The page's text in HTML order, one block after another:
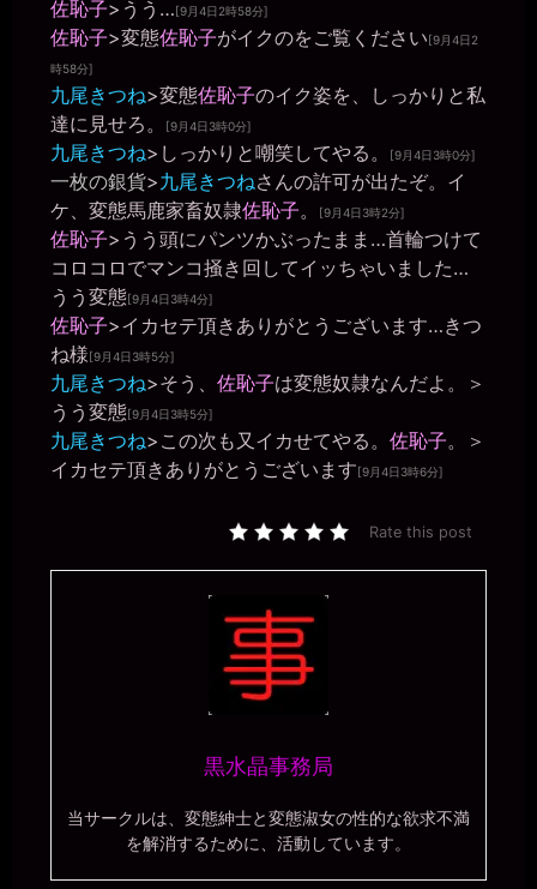
佐恥子>うう…[9月4日2時58分]
佐恥子>変態佐恥子がイクのをご覧ください[9月4日2
時58分]
九尾きつね>変態佐恥子のイク姿を、しっかりと私
達に見せろ。
[9月4日3時0分]
九尾きつね>しっかりと嘲笑してやる。 [9月4日3時0分]
一枚の銀貨>九尾きつねさんの許可が出たぞ。イ
ケ、変態馬鹿家畜奴隷佐恥子。 [9月4日3時2分]
佐恥子>うう頭にパンツかぶったまま…首輪つけて
コロコロでマンコ掻き回してイッちゃいました…
うう変態[9月4日3時4分]
佐恥子>イカセテ頂きありがとうございます…きつ
ね様[9月4日3時5分]
九尾きつね>そう、 佐恥子は変態奴隷なんだよ。＞
うう変態[9月4日3時5分]
九尾きつね>この次も又イカせてやる。 佐恥子。＞
イカセテ頂きありがとうございます[9月4日3時6分]
Rate this post
黒水晶事務局
当サークルは、変態紳士と変態淑女の性的な欲求不満
を解消するために、活動しています。
2026年7月14日 - 19:48
blue_skyさん、ようこそ～♪
2026年7月14日 - 21:15
投稿完了！
きちくくん
2026年7月16日 - 00:18
こんばんは
一枚の銀貨
2026年7月16日 - 11:55
こんにちは～(´∀｀)
一枚の銀貨
2026年7月16日 - 11:55
14時頃まで作業しています。
一枚の銀貨
2026年7月16日 - 14:04
ではでは～(´∀｀*)ﾉｼ
きちくくん
2026年7月17日 - 05:44
女は所詮ただの便器穴。
2026年7月17日 - 18:11
2026年7月18日 - 02:06
2026年7月18日 - 20:54
こんばんは、マゾ肉便器美紀(´∀｀)
2026年7月18日 - 20:59
一枚の銀貨